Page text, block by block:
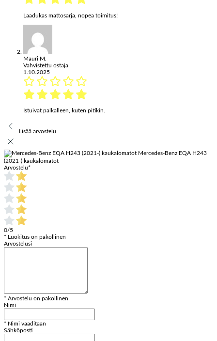
Laadukas mattosarja, nopea toimitus!
Mauri M.
Vahvistettu ostaja
1.10.2025
Istuivat palkalleen, kuten pitikin.
Lisää arvostelu
Mercedes-Benz EQA H243
(2021-) kaukalomatot
Arvostelu*
0/5
* Luokitus on pakollinen
Arvostelusi
* Arvostelu on pakollinen
Nimi
* Nimi vaaditaan
Sähköposti